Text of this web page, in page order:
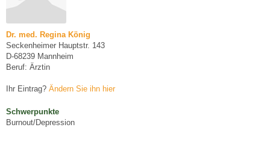
Dr. med. Regina König
Seckenheimer Hauptstr. 143
D-68239 Mannheim
Beruf: Ärztin
Ihr Eintrag? Ändern Sie ihn hier
Schwerpunkte
Burnout/Depression